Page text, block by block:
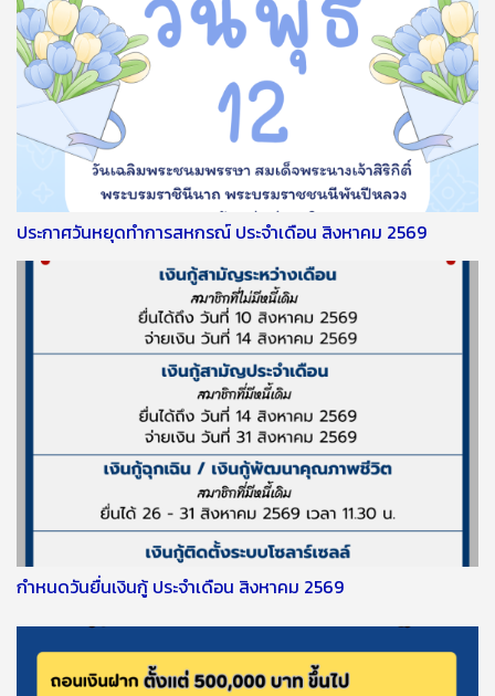
ประกาศวันหยุดทำการสหกรณ์ ประจำเดือน สิงหาคม 2569
กำหนดวันยื่นเงินกู้ ประจำเดือน สิงหาคม 2569